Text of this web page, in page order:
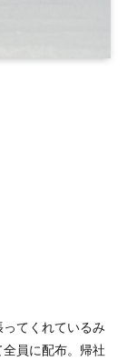
てくれているみ
員に配布。帰社